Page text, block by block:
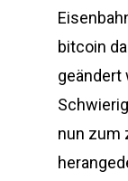
bitcoin
geändert
nun zum